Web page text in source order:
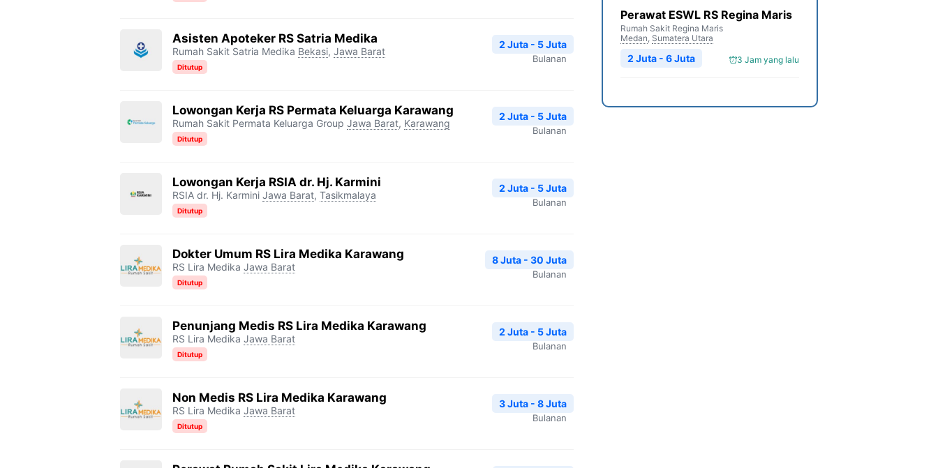
Asisten Apoteker RS Satria Medika
Rumah Sakit Satria Medika Bekasi, Jawa Barat
Ditutup
2 Juta - 5 Juta
Bulanan
Lowongan Kerja RS Permata Keluarga Karawang
Rumah Sakit Permata Keluarga Group Jawa Barat, Karawang
Ditutup
2 Juta - 5 Juta
Bulanan
Lowongan Kerja RSIA dr. Hj. Karmini
RSIA dr. Hj. Karmini Jawa Barat, Tasikmalaya
Ditutup
2 Juta - 5 Juta
Bulanan
Dokter Umum RS Lira Medika Karawang
RS Lira Medika Jawa Barat
Ditutup
8 Juta - 30 Juta
Bulanan
Penunjang Medis RS Lira Medika Karawang
RS Lira Medika Jawa Barat
Ditutup
2 Juta - 5 Juta
Bulanan
Non Medis RS Lira Medika Karawang
RS Lira Medika Jawa Barat
Ditutup
3 Juta - 8 Juta
Bulanan
Perawat ESWL RS Regina Maris
Rumah Sakit Regina Maris
Medan, Sumatera Utara
3 Jam yang lalu
2 Juta - 6 Juta